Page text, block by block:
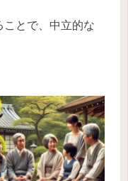
とで、中立的な